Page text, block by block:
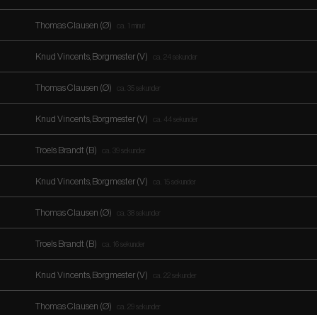
Thomas Clausen (Ø) ca. 1 minut
Knud Vincents, Borgmester (V) ca. 24 sekunder
Thomas Clausen (Ø) ca. 35 sekunder
Knud Vincents, Borgmester (V) ca. 44 sekunder
Troels Brandt (B) ca. 39 sekunder
Knud Vincents, Borgmester (V) ca. 15 sekunder
Thomas Clausen (Ø) ca. 38 sekunder
Troels Brandt (B) ca. 16 sekunder
Knud Vincents, Borgmester (V) ca. 22 sekunder
Thomas Clausen (Ø) ca. 29 sekunder